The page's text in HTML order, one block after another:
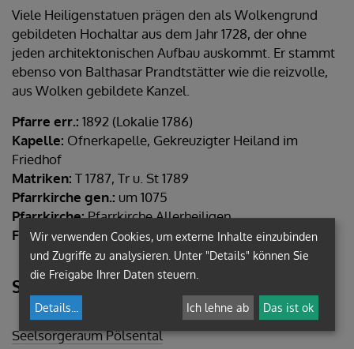
Viele Heiligenstatuen prägen den als Wolkengrund
gebildeten Hochaltar aus dem Jahr 1728, der ohne
jeden architektonischen Aufbau auskommt. Er stammt
ebenso von Balthasar Prandtstätter wie die reizvolle,
aus Wolken gebildete Kanzel.
Pfarre err.: 1892 (Lokalie 1786)
Kapelle: Ofnerkapelle, Gekreuzigter Heiland im
Friedhof
Matriken: T 1787, Tr u. St 1789
Pfarrkirche gen.: um 1075
Pfarrkirche:Pfarrkirche Allerheiligen
Friedhofskapelle:Meßkapelle Gekreuzigter Heiland
Seelsorgeraum
Seelsorgeraum Pölsental
Wir verwenden Cookies, um externe Inhalte einzubinden
und Zugriffe zu analysieren. Unter "Details" können Sie
die Freigabe Ihrer Daten steuern.
Details Ich lehne ab Das ist ok